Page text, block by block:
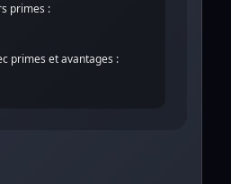
primes :
primes et avantages :